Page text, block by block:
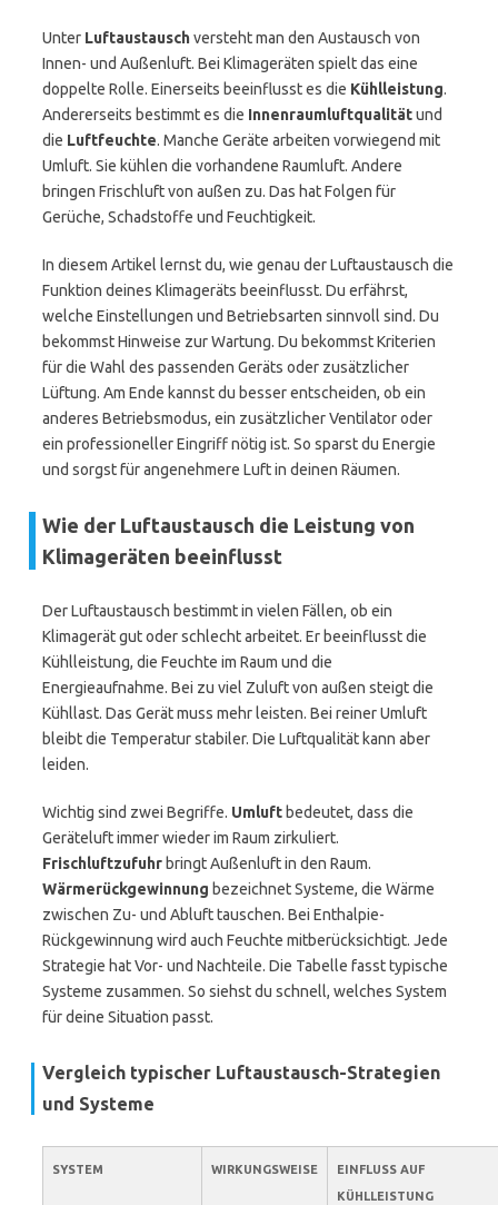
Unter Luftaustauschversteht man den Austausch von
Innen- und Außenluft. Bei Klimageräten spielt das eine
doppelte Rolle. Einerseits beeinflusst es die Kühlleistung.
Andererseits bestimmt es die Innenraumluftqualitätund
die Luftfeuchte. Manche Geräte arbeiten vorwiegend mit
Umluft. Sie kühlen die vorhandene Raumluft. Andere
bringen Frischluft von außen zu. Das hat Folgen für
Gerüche, Schadstoffe und Feuchtigkeit.
In diesem Artikel lernst du, wie genau der Luftaustausch die
Funktion deines Klimageräts beeinflusst. Du erfährst,
welche Einstellungen und Betriebsarten sinnvoll sind. Du
bekommst Hinweise zur Wartung. Du bekommst Kriterien
für die Wahl des passenden Geräts oder zusätzlicher
Lüftung. Am Ende kannst du besser entscheiden, ob ein
anderes Betriebsmodus, ein zusätzlicher Ventilator oder
ein professioneller Eingriff nötig ist. So sparst du Energie
und sorgst für angenehmere Luft in deinen Räumen.
Wie der Luftaustausch die Leistung von
Klimageräten beeinflusst
Der Luftaustausch bestimmt in vielen Fällen, ob ein
Klimagerät gut oder schlecht arbeitet. Er beeinflusst die
Kühlleistung, die Feuchte im Raum und die
Energieaufnahme. Bei zu viel Zuluft von außen steigt die
Kühllast. Das Gerät muss mehr leisten. Bei reiner Umluft
bleibt die Temperatur stabiler. Die Luftqualität kann aber
leiden.
Wichtig sind zwei Begriffe. Umluft bedeutet, dass die
Geräteluft immer wieder im Raum zirkuliert.
Frischluftzufuhr bringt Außenluft in den Raum.
Wärmerückgewinnung bezeichnet Systeme, die Wärme
zwischen Zu- und Abluft tauschen. Bei Enthalpie-
Rückgewinnung wird auch Feuchte mitberücksichtigt. Jede
Strategie hat Vor- und Nachteile. Die Tabelle fasst typische
Systeme zusammen. So siehst du schnell, welches System
für deine Situation passt.
Vergleich typischer Luftaustausch-Strategien
und Systeme
SYSTEM WIRKUNGSWEISE
EINFLUSS AUF
KÜHLLEISTUNG